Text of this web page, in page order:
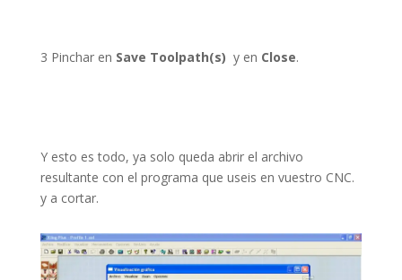
3 Pinchar en Save Toolpath(s) y en Close.
Y esto es todo, ya solo queda abrir el archivo
resultante con el programa que useis en vuestro CNC.
y a cortar.